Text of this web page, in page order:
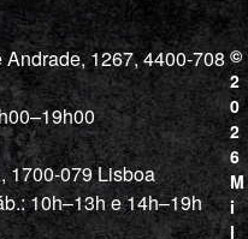
1267, 4400-708
1700-079 Lisboa
10h–13h e 14h–19h
©
2
0
2
6
M
i
l